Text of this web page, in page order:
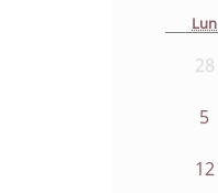
Lun
28
5
12